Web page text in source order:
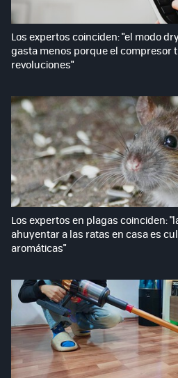
Los expertos coinciden: "el modo
gasta menos porque el compresor
revoluciones"
Los expertos en plagas coinciden:
ahuyentar a las ratas en casa es
aromáticas"